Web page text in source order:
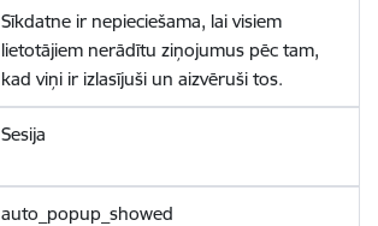
Sīkdatne ir nepieciešama, lai visiem
lietotājiem nerādītu ziņojumus pēc tam,
kad viņi ir izlasījuši un aizvēruši tos.
Sesija
auto_popup_showed